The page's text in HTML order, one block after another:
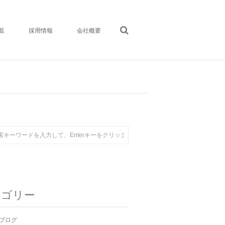
採用情報 会社概要
リー
ログ